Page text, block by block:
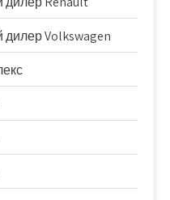
Volkswagen